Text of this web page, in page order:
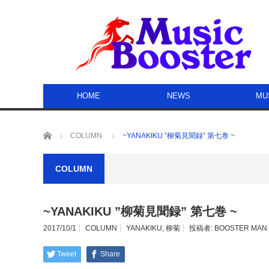
HOME NEWS
ホーム COLUMN ~YANAKIKU ”柳菊見聞録” 第七巻 ~
COLUMN
~YANAKIKU ”柳菊見聞録” 第七巻 ~
2017/10/1 COLUMN YANAKIKU, 柳菊 投稿者: BOOSTER MAN
Tweet Share